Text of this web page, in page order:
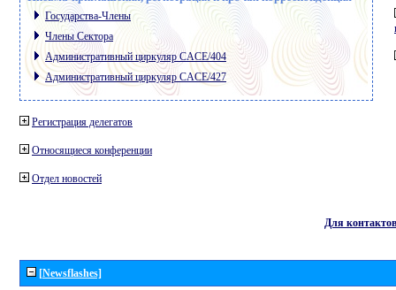
Государства-Члены
Члены Сектора
Административный циркуляр CACE/404
Административный циркуляр CACE/427
Регистрация делегатов
Относящиеся конференции
Отдел новостей
Для контактов
[Newsflashes]